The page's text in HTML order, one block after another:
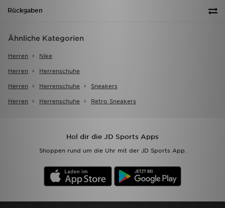
Rückgaben
Ähnliche Kategorien
Herren Nike
Herren Herrenschuhe
Herren Herrenschuhe Sneakers
Herren Herrenschuhe Retro Sneakers
Hol dir die JD Sports Apps
Shoppen rund um die Uhr mit der JD Sports App.